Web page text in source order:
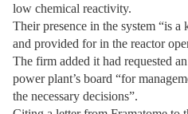
low chemical reactivity.
Their presence in the system “is
and provided for in the reactor
The firm added it had requested
power plant’s board “for
the necessary decisions”.